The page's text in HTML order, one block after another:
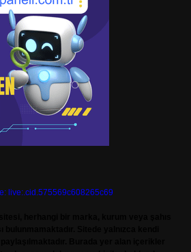
live:.cid.575569c608265c69